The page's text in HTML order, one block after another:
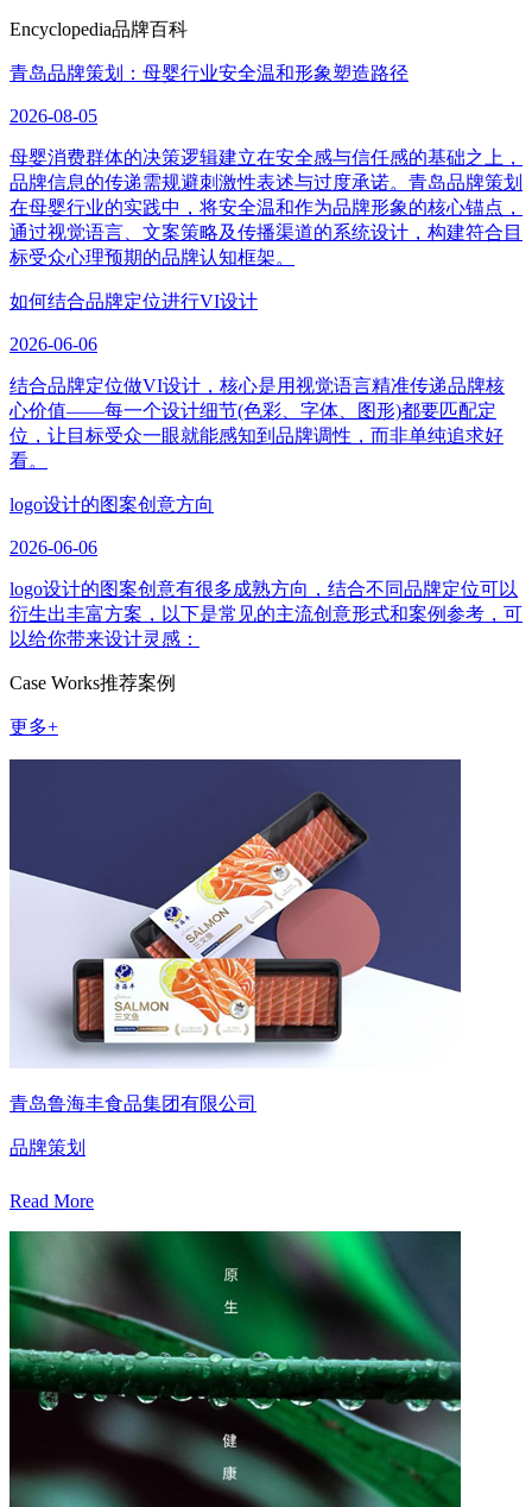
Encyclopedia品牌百科
青岛品牌策划：母婴行业安全温和形象塑造路径
2026-08-05
母婴消费群体的决策逻辑建立在安全感与信任感的基础之上，
品牌信息的传递需规避刺激性表述与过度承诺。青岛品牌策划
在母婴行业的实践中，将安全温和作为品牌形象的核心锚点，
通过视觉语言、文案策略及传播渠道的系统设计，构建符合目
标受众心理预期的品牌认知框架。
如何结合品牌定位进行VI设计
2026-06-06
结合品牌定位做VI设计，核心是用视觉语言精准传递品牌核
心价值——每一个设计细节(色彩、字体、图形)都要匹配定
位，让目标受众一眼就能感知到品牌调性，而非单纯追求好
看。
logo设计的图案创意方向
2026-06-06
logo设计的图案创意有很多成熟方向，结合不同品牌定位可以
衍生出丰富方案，以下是常见的主流创意形式和案例参考，可
以给你带来设计灵感：
Case Works推荐案例
更多+
青岛鲁海丰食品集团有限公司
品牌策划
Read More